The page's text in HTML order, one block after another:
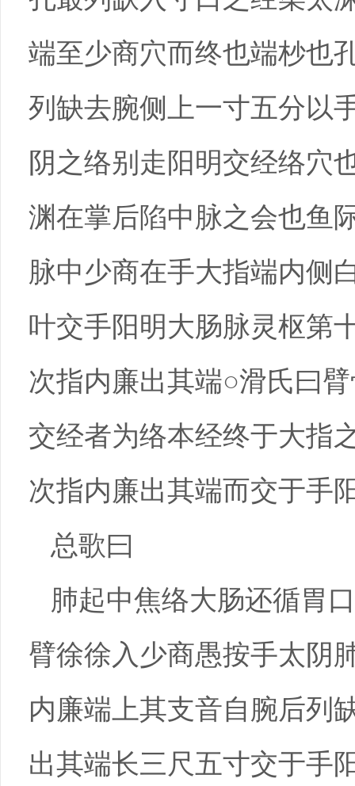
端至少商穴而终也端杪也
列缺去腕侧上一寸五分以
阴之络别走阳明交经络穴
渊在掌后陷中脉之会也鱼
脉中少商在手大指端内侧
叶交手阳明大肠脉灵枢第
次指内廉出其端○滑氏曰
交经者为络本经终于大指
次指内廉出其端而交于手
总歌曰
肺起中焦络大肠还循胃
臂徐徐入少商愚按手太阴
内廉端上其支音自腕后列
出其端长三尺五寸交于手